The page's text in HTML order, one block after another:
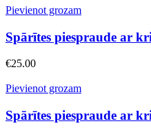
Pievienot grozam
Spārītes piespraude ar
€25.00
Pievienot grozam
Spārītes piespraude ar